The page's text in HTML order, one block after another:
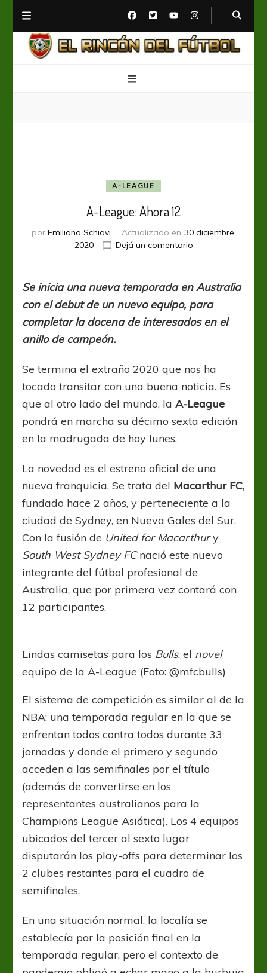
A-LEAGUE
A-League: Ahora 12
por Emiliano Schiavi Actualizado en 30 diciembre,
2020
Dejá un comentarioen
Ahora
12
Se inicia una nueva temporada en Australia
con el debut de un nuevo equipo, para
completar la docena de interesados en el
anillo de campeón.
Se termina el extraño 2020 que nos ha
tocado transitar con una buena noticia. Es
que al otro lado del mundo, laA-League
pondrá en marcha su décimo sexta edición
en la madrugada de hoy lunes.
La novedad es el estreno oficial de una
nueva franquicia. Se trata del Macarthur FC,
fundado hace 2 años, y perteneciente a la
ciudad de Sydney, en Nueva Gales del Sur.
Con la fusión de United for Macarthury
South West Sydney FCnació este nuevo
integrante del fútbol profesional de
Australia, que por primera vez contará con
12 participantes.
Lindas camisetas para los Bulls, el novel
equipo de la A-League (Foto: @mfcbulls)
El sistema de competición es similar al de la
NBA: una temporada regular en la que se
enfrentan todos contra todos durante 33
jornadas y donde el primero y segundo
acceden a las semifinales por el título
(además de convertirse en los
representantes australianos para la
Champions League Asiática). Los 4 equipos
ubicados del tercer al sexto lugar
disputarán los play-offs para determinar los
2 clubes restantes para el cuadro de
semifinales.
En una situación normal, la localía se
establecía por la posición final en la
temporada regular, pero el contexto de